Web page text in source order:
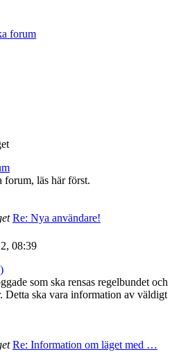
forum
forum, läs här först.
Re: Nya användare!
08:39
som ska rensas regelbundet och
Detta ska vara information av väldigt
Re: Information om läget med …